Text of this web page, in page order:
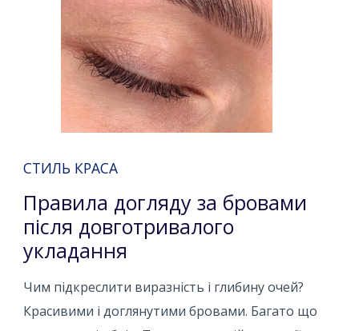
СТИЛЬ КРАСА
Правила догляду за бровами
після довготривалого
укладання
Чим підкреслити виразність і глибину очей?
Красивими і доглянутими бровами. Багато що